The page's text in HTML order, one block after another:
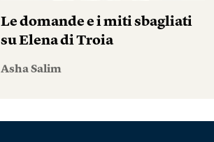
Le domande e i miti sbagliati
su Elena di Troia
Asha Salim